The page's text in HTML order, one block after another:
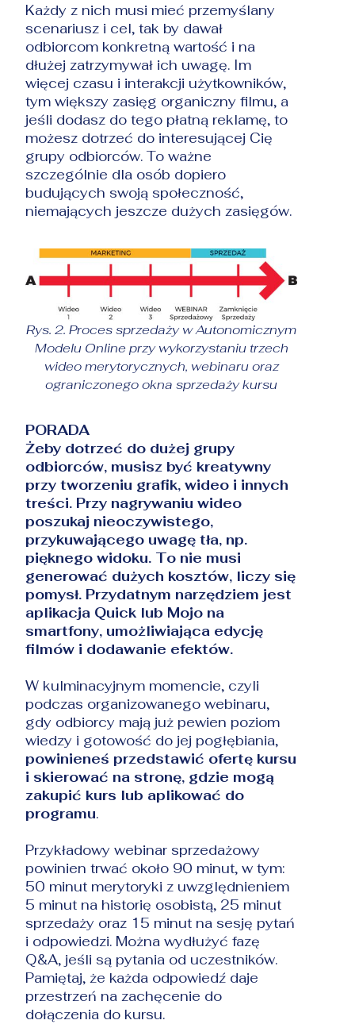
Każdy z nich musi mieć przemyślany
scenariusz i cel, tak by dawał
odbiorcom konkretną wartość i na
dłużej zatrzymywał ich uwagę. Im
więcej czasu i interakcji użytkowników,
tym większy zasięg organiczny filmu, a
jeśli dodasz do tego płatną reklamę, to
możesz dotrzeć do interesującej Cię
grupy odbiorców. To ważne
szczególnie dla osób dopiero
budujących swoją społeczność,
niemających jeszcze dużych zasięgów.
Rys. 2. Proces sprzedaży w Autonomicznym
Modelu Online przy wykorzystaniu trzech
wideo merytorycznych, webinaru oraz
ograniczonego okna sprzedaży kursu
PORADA
Żeby dotrzeć do dużej grupy
odbiorców, musisz być kreatywny
przy tworzeniu grafik, wideo i innych
treści. Przy nagrywaniu wideo
poszukaj nieoczywistego,
przykuwającego uwagę tła, np.
pięknego widoku. To nie musi
generować dużych kosztów, liczy się
pomysł. Przydatnym narzędziem jest
aplikacja Quick lub Mojo na
smartfony, umożliwiająca edycję
filmów i dodawanie efektów.
W kulminacyjnym momencie, czyli
podczas organizowanego webinaru,
gdy odbiorcy mają już pewien poziom
wiedzy i gotowość do jej pogłębiania,
powinieneś przedstawić ofertę kursu
i skierować na stronę, gdzie mogą
zakupić kurs lub aplikować do
programu.
Przykładowy webinar sprzedażowy
powinien trwać około 90 minut, w tym:
50 minut merytoryki z uwzględnieniem
5 minut na historię osobistą, 25 minut
sprzedaży oraz 15 minut na sesję pytań
i odpowiedzi. Można wydłużyć fazę
Q&A, jeśli są pytania od uczestników.
Pamiętaj, że każda odpowiedź daje
przestrzeń na zachęcenie do
dołączenia do kursu.